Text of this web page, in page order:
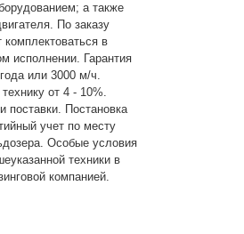
а также
По заказу
в
исполнении. Гарантия
или 3000 м/ч.
от 4 - 10%.
поставки. Постановка
учет по месту
Особые условия
техники в
компанией.